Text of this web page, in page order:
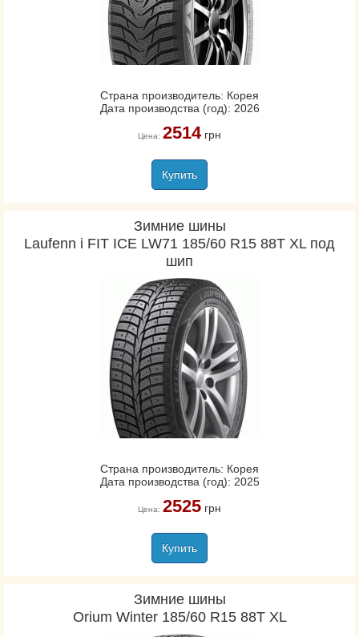
Страна производитель: Корея
Дата производства (год): 2026
Цена: 2514грн
Купить
Зимние шины
Laufenn i FIT ICE LW71 185/60 R15 88T XL под
шип
Страна производитель: Корея
Дата производства (год): 2025
Цена: 2525грн
Купить
Зимние шины
Orium Winter 185/60 R15 88T XL